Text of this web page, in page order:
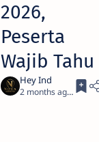
2026,
Peserta
Wajib Tahu
2 months ago 3